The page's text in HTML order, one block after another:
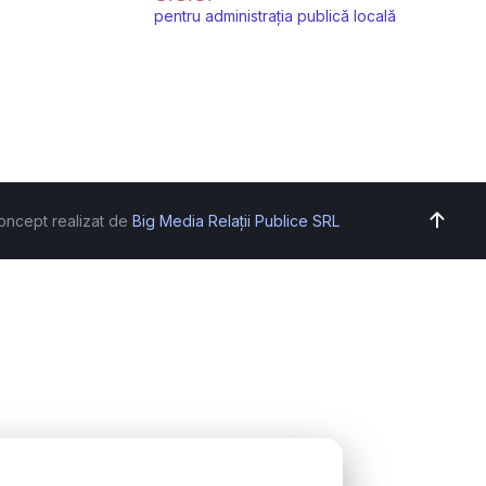
pentru administrația publică locală
realizat de Big Media Relații Publice SRL